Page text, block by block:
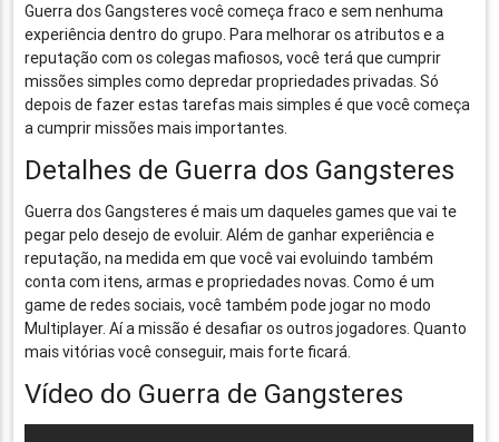
Guerra dos Gangsteres você começa fraco e sem nenhuma
experiência dentro do grupo. Para melhorar os atributos e a
reputação com os colegas mafiosos, você terá que cumprir
missões simples como depredar propriedades privadas. Só
depois de fazer estas tarefas mais simples é que você começa
a cumprir missões mais importantes.
Detalhes de Guerra dos Gangsteres
Guerra dos Gangsteres é mais um daqueles games que vai te
pegar pelo desejo de evoluir. Além de ganhar experiência e
reputação, na medida em que você vai evoluindo também
conta com itens, armas e propriedades novas. Como é um
game de redes sociais, você também pode jogar no modo
Multiplayer. Aí a missão é desafiar os outros jogadores. Quanto
mais vitórias você conseguir, mais forte ficará.
Vídeo do Guerra de Gangsteres